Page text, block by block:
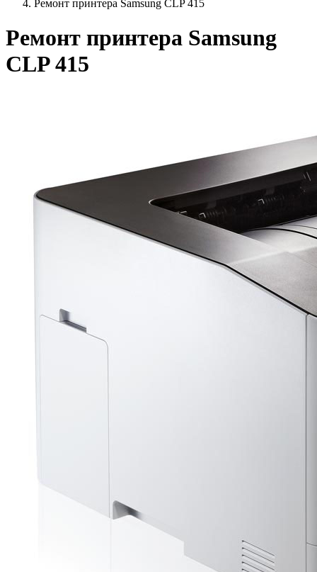
Ремонт принтера Samsung CLP 415
Ремонт принтера Samsung
CLP 415